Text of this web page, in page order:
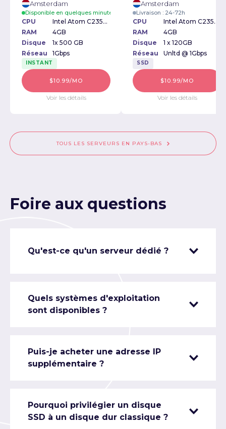
Amsterdam
Disponible en quelques minutes
CPU
Intel Atom C2350 1.70GHz
RAM
4GB
Disque
1x 500 GB
Réseau
1Gbps
INSTANT
$10.99/MO
Voir les détails
Amsterdam
Livraison : 24-72h
CPU
Intel Atom C2350 1.70GHz
RAM
4GB
Disque
1 x 120GB
Réseau
Unltd @ 1Gbps
SSD
$10.99/MO
Voir les détails
TOUS LES SERVEURS EN PAYS-BAS
Foire aux questions
Qu'est-ce qu'un serveur dédié ?
Quels systèmes d'exploitation
sont disponibles ?
Puis-je acheter une adresse IP
supplémentaire ?
Pourquoi privilégier un disque
SSD à un disque dur classique ?